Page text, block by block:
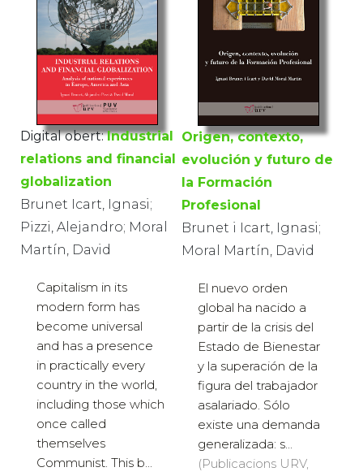
Digital obert: Industrial
relations and financial
globalization
Brunet Icart, Ignasi;
Pizzi, Alejandro; Moral
Martín, David
Capitalism in its
modern form has
become universal
and has a presence
in practically every
country in the world,
including those which
once called
themselves
Communist. This b...
Origen, contexto,
evolución y futuro de
la Formación
Profesional
Brunet i Icart, Ignasi;
Moral Martín, David
El nuevo orden
global ha nacido a
partir de la crisis del
Estado de Bienestar
y la superación de la
figura del trabajador
asalariado. Sólo
existe una demanda
generalizada: s...
(Publicacions URV,